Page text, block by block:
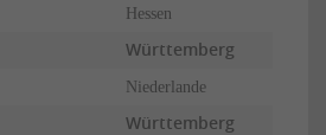
Hessen
Württemberg
Niederlande
Württemberg